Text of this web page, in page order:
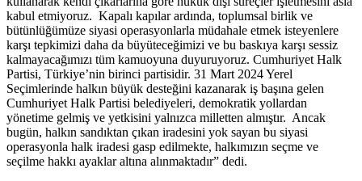
kabul etmiyoruz. Kapalı kapılar ardında, toplumsal birlik ve
bütünlüğümüze siyasi operasyonlarla müdahale etmek isteyenlere
karşı tepkimizi daha da büyüteceğimizi ve bu baskıya karşı sessiz
kalmayacağımızı tüm kamuoyuna duyuruyoruz. Cumhuriyet Halk
Partisi, Türkiye’nin birinci partisidir. 31 Mart 2024 Yerel
Seçimlerinde halkın büyük desteğini kazanarak iş başına gelen
Cumhuriyet Halk Partisi belediyeleri, demokratik yollardan
yönetime gelmiş ve yetkisini yalnızca milletten almıştır. Ancak
bugün, halkın sandıktan çıkan iradesini yok sayan bu siyasi
operasyonla halk iradesi gasp edilmekte, halkımızın seçme ve
seçilme hakkı ayaklar altına alınmaktadır” dedi.